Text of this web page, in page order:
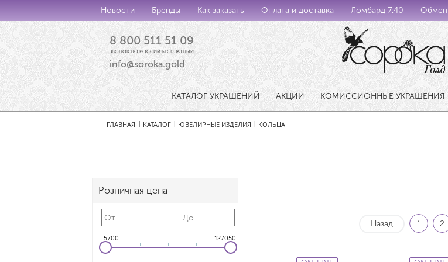
Новости Бренды Как заказать Оплата и доставка Ломбард 7:40 Обмен
8 800 511 51 09
ЗВОНОК ПО РОССИИ БЕСПЛАТНЫЙ
info@soroka.gold
КАТАЛОГ УКРАШЕНИЙ АКЦИИ КОМИССИОННЫЕ УКРАШЕНИЯ
ГЛАВНАЯ КАТАЛОГ ЮВЕЛИРНЫЕ ИЗДЕЛИЯ КОЛЬЦА
Розничная цена
5700 127050
Назад 1 2